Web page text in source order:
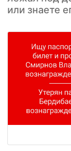
или знаете